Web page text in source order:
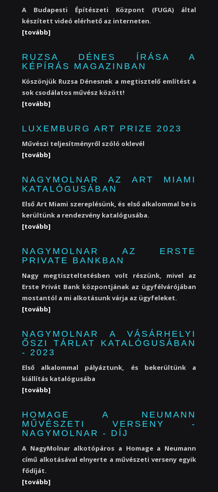
A Budapesti Építészeti Központ (FUGA) által
készített videó elérhető az interneten.
[tovább]
RUZSA DÉNES ÍRÁSA A
KÉPÍRÁS MAGAZINBAN
Köszönjük Ruzsa Dénesnek a megtisztelő említést a
sok csodálatos művész között!
[tovább]
LUXEMBURG ART PRIZE 2023
Művészi teljesítményről szóló oklevél
[tovább]
NAGYMOLNAR AZ ART MIAMI
KATALÓGUSÁBAN
Első Art Miami szereplésünk, és első alkalommal be is
kerültünk a rendezvény katalógusába.
[tovább]
NAGYMOLNAR AZ ERSTE
PRIVATE BANKBAN
Nagy megtiszteltetésben volt részünk, mivel az
Erste Privát Bank központjának az ügyfélvárójában
mostantól a mi alkotásunk várja az ügyfeleket.
[tovább]
NAGYMOLNAR A VÁSÁRHELYI
ŐSZI TÁRLAT KATALÓGUSÁBAN
- 2023
Első alkalommal pályáztunk, és bekerültünk a
kiállítás katalógusába
[tovább]
HOMAGE A NEUMANN
MŰVÉSZETI VERSENY -
NAGYMOLNAR - DÍJ
A NagyMolnar alkotópáros a Homage a Neumann
című alkotásával elnyerte a művészeti verseny egyik
fődíját.
[tovább]